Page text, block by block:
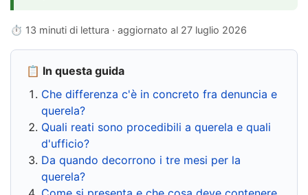
⏱ 13 minuti di lettura · aggiornato al 27 luglio 2026
📋 In questa guida
Che differenza c'è in concreto fra denuncia e
querela?
Quali reati sono procedibili a querela e quali
d'ufficio?
Da quando decorrono i tre mesi per la
querela?